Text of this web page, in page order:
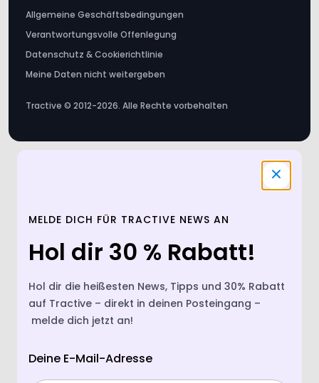
Tractive © 2012-2026. Alle Rechte vorbehalten